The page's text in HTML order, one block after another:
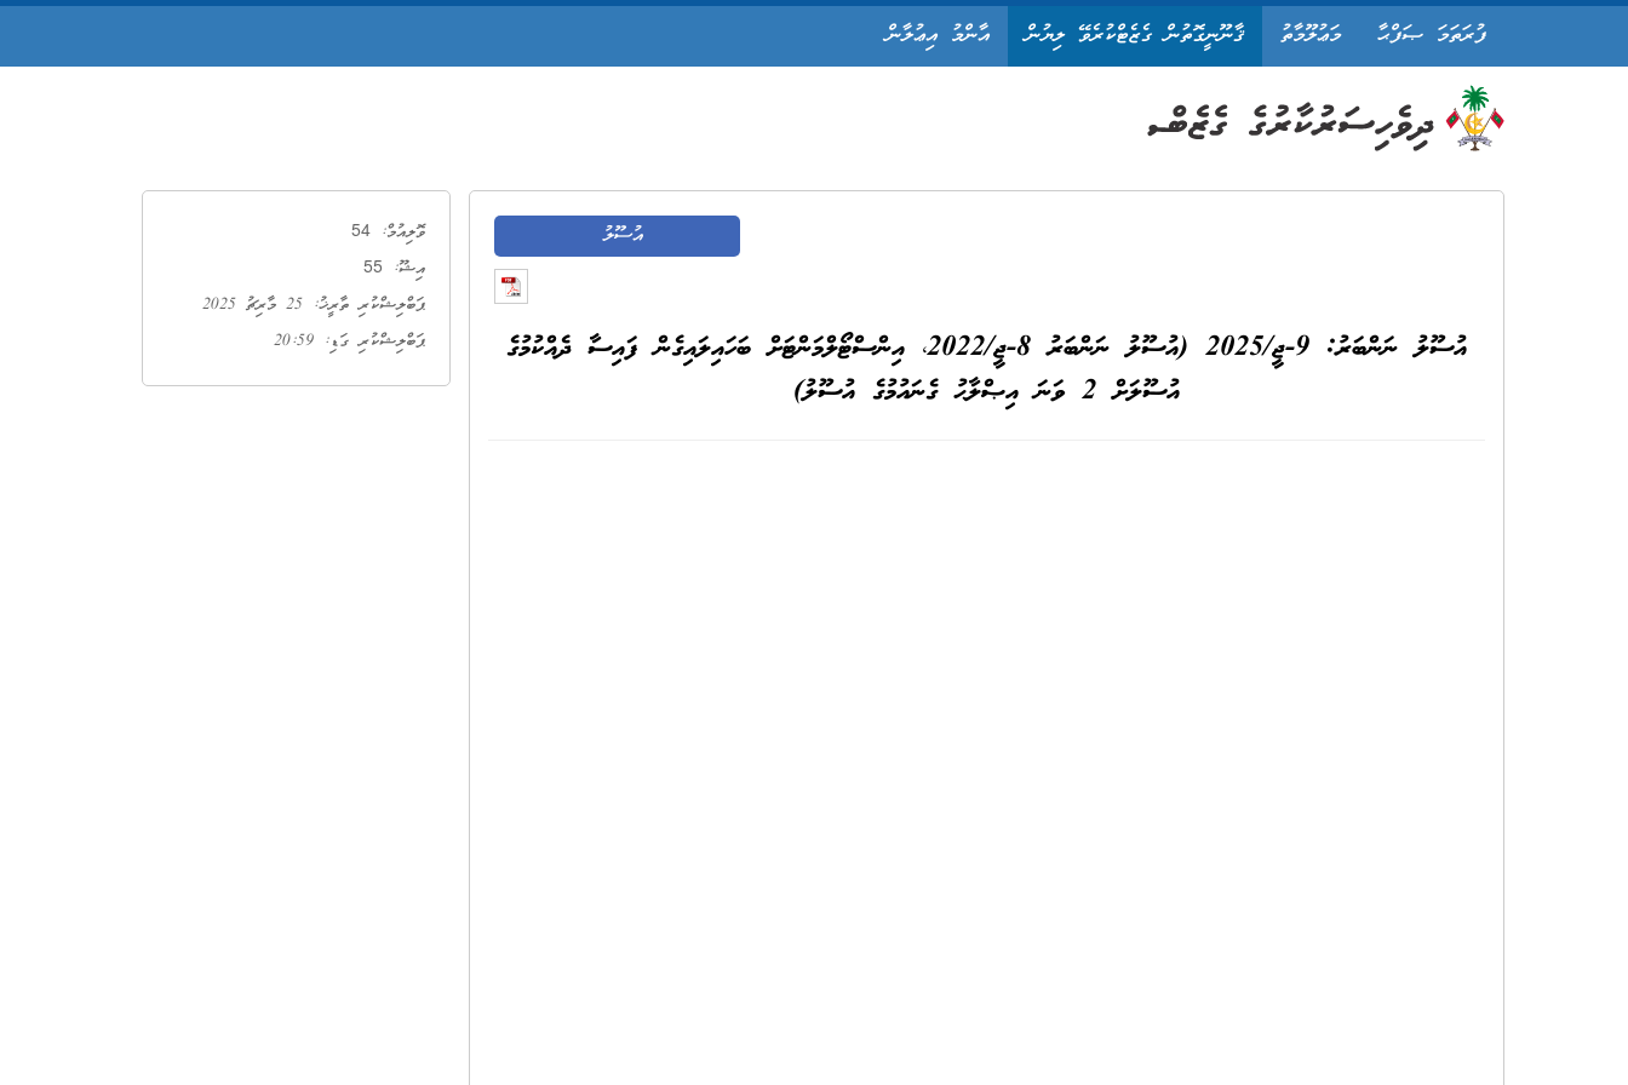
ފުރަތަމަ ޞަފްޙާ މަޢުލޫމާތު ޤާނޫނީގޮތުން ގެޒެޓްކުރެވޭ ލިޔުން އާންމު އިޢުލާން
އުސޫލު
އުސޫލު ނަންބަރު: 9-ޖީ/2025 (އުސޫލު ނަންބަރު 8-ޖީ/2022، އިންސްޓޯލްމަންޓަށް ބަހައިލައިގެން ފައިސާ ދެއްކުމުގެ
އުސޫލަށް 2 ވަނަ އިޞްލާޙު ގެނައުމުގެ އުސޫލު)
ވޮލިއުމް: 54
އިޝޫ: 55
ޕަބްލިޝްކުރި ތާރީޚު: 25 މާރިޗު 2025
ޕަބްލިޝްކުރި ގަޑި: 20:59